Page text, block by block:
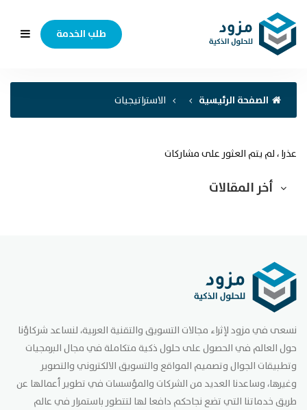
طلب الخدمة
الصفحة الرئيسية الاستراتيجيات
عذرا ، لم يتم العثور على مشاركات
أخر المقالات
نسعى في مزود لإثراء مجالات التسويق والتقنية العربية، لنساعد شركاؤنا
حول العالم في الحصول على حلول ذكية متكاملة في مجال البرمجيات
وتطبيقات الجوال وتصميم المواقع والتسويق الالكتروني والتصوير
وغيرها، وساعدنا العديد من الشركات والمؤسسات في تطوير أعمالها عن
طريق خدماتنا التي تضع نجاحكم دافعا لها لتتطور باستمرار في عالم